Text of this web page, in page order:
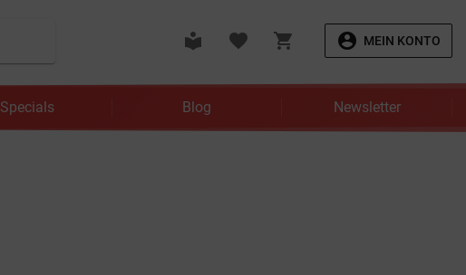
local_library favorite shopping_cart account_circle MEIN KONTO
Specials Blog Newsletter